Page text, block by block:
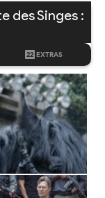
des Singes :
22 EXTRAS